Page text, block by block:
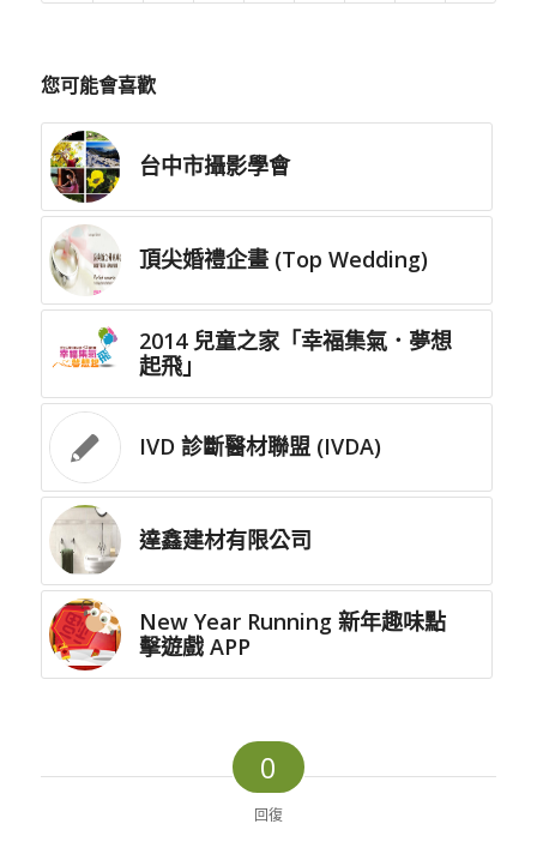
您可能會喜歡
台中市攝影學會
頂尖婚禮企畫 (Top Wedding)
2014 兒童之家「幸福集氣．夢想
起飛」
IVD 診斷醫材聯盟 (IVDA)
達鑫建材有限公司
New Year Running 新年趣味點
擊遊戲 APP
0
回復